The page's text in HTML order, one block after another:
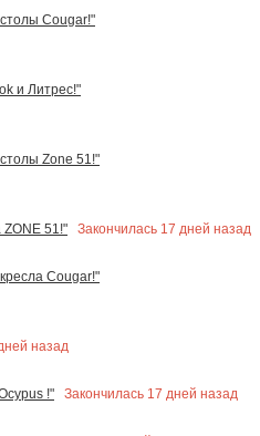
Cougar!"
и Литрес!"
Zone 51!"
51!"
Закончилась 17 дней назад
Cougar!"
назад
!"
Закончилась 17 дней назад